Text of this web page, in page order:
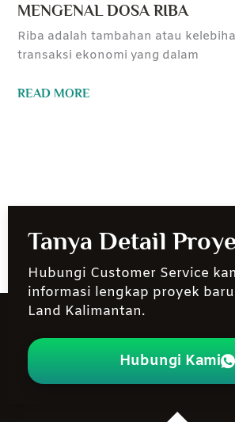
MENGENAL DOSA RIBA
Riba adalah tambahan atau
transaksi ekonomi yang dalam
READ MORE
Tanya Detail
Hubungi Customer Service
informasi lengkap proyek
Land Kalimantan.
Hubungi Kami